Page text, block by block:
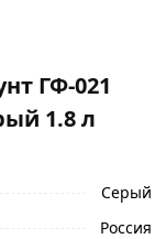
ГФ-021
1.8 л
Серый
Россия